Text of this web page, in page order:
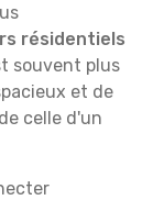
résidentiels
souvent plus
et de
celle d'un